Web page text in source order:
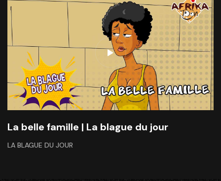
La belle famille | La blague du jour
LA BLAGUE DU JOUR